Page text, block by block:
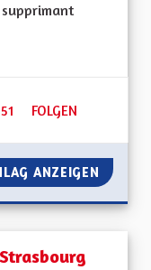
51 51 FOLLOWER
FOLGEN
AUGMENTER LA
ANZEIGEN